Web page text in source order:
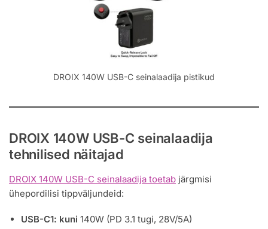
DROIX 140W USB-C seinalaadija pistikud
DROIX 140W USB-C seinalaadija
tehnilised näitajad
DROIX 140W USB-C seinalaadija toetab järgmisi
ühepordilisi tippväljundeid:
USB-C1: kuni 140W (PD 3.1 tugi, 28V/5A)